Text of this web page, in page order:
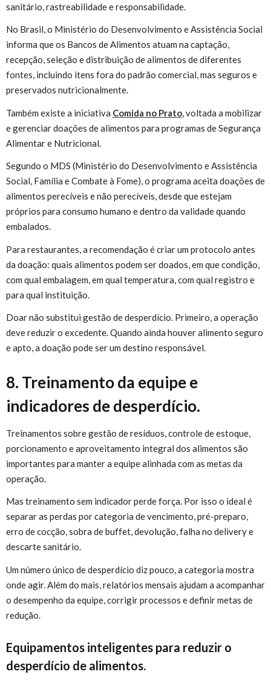
sanitário, rastreabilidade e responsabilidade.
No Brasil, o Ministério do Desenvolvimento e Assistência Social
informa que os Bancos de Alimentos atuam na captação,
recepção, seleção e distribuição de alimentos de diferentes
fontes, incluindo itens fora do padrão comercial, mas seguros e
preservados nutricionalmente.
Também existe a iniciativa Comida no Prato, voltada a mobilizar
e gerenciar doações de alimentos para programas de Segurança
Alimentar e Nutricional.
Segundo o MDS (Ministério do Desenvolvimento e Assistência
Social, Família e Combate à Fome), o programa aceita doações de
alimentos perecíveis e não perecíveis, desde que estejam
próprios para consumo humano e dentro da validade quando
embalados.
Para restaurantes, a recomendação é criar um protocolo antes
da doação: quais alimentos podem ser doados, em que condição,
com qual embalagem, em qual temperatura, com qual registro e
para qual instituição.
Doar não substitui gestão de desperdício. Primeiro, a operação
deve reduzir o excedente. Quando ainda houver alimento seguro
e apto, a doação pode ser um destino responsável.
8. Treinamento da equipe e
indicadores de desperdício.
Treinamentos sobre gestão de resíduos, controle de estoque,
porcionamento e aproveitamento integral dos alimentos são
importantes para manter a equipe alinhada com as metas da
operação.
Mas treinamento sem indicador perde força. Por isso o ideal é
separar as perdas por categoria de vencimento, pré-preparo,
erro de cocção, sobra de buffet, devolução, falha no delivery e
descarte sanitário.
Um número único de desperdício diz pouco, a categoria mostra
onde agir. Além do mais, relatórios mensais ajudam a acompanhar
o desempenho da equipe, corrigir processos e definir metas de
redução.
Equipamentos inteligentes para reduzir o
desperdício de alimentos.